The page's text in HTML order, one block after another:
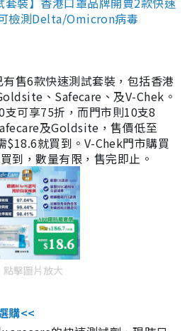
檢測Delta/Omicron病毒
售6款快速測試套裝，包括香港
、Safecare、及V-Chek。
可享75折，而門市則10支8
及Goldsite，售價低至
$18.6就買到。V-Chek門市購買
到，數量有限，售完即止。
點擊圖片放大
購<<